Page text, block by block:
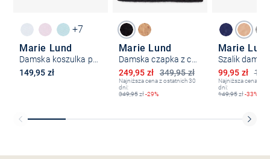
+7
Marie Lund
149,95 zł
Marie Lund
349,95 zł
Obniżona cena
249,95 zł
Najniższa cena z ostatnich 30
dni:
349,95zł-29%
Marie
Szalik damski
Obniżona
99,95 zł
Najniższa cena z
dni:
149,95zł-33%